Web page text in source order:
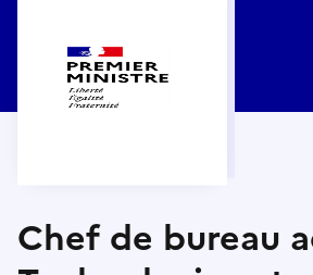
Chef de bureau